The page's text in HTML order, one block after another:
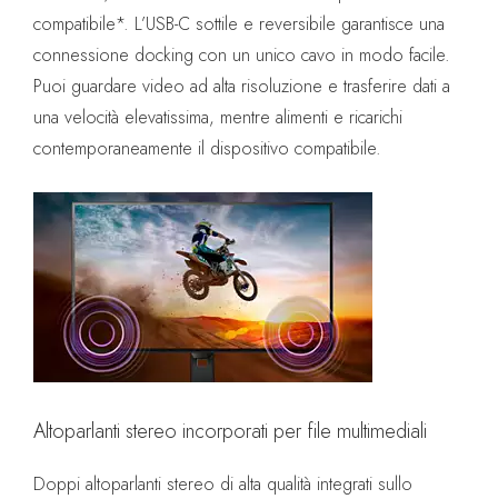
compatibile*. L’USB-C sottile e reversibile garantisce una
connessione docking con un unico cavo in modo facile.
Puoi guardare video ad alta risoluzione e trasferire dati a
una velocità elevatissima, mentre alimenti e ricarichi
contemporaneamente il dispositivo compatibile.
Altoparlanti stereo incorporati per file multimediali
Doppi altoparlanti stereo di alta qualità integrati sullo